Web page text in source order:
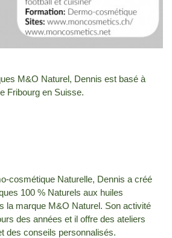
M&O Naturel, Dennis est basé à
Fribourg en Suisse.
cosmétique Naturelle, Dennis a créé
100 % Naturels aux huiles
la marque M&O Naturel. Son activité
des années et il offre des ateliers
des conseils personnalisés.